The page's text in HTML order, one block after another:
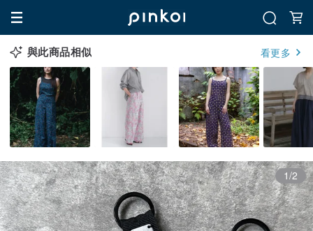
與此商品相似 看更多
1/2